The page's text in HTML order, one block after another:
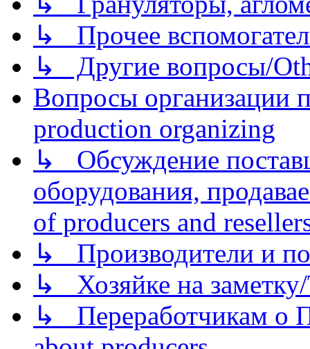
↳ Прочее
↳ Другие вопросы/
Вопросы организации
production organizing
↳ Обсуждение
оборудования,
of producers and
↳ Производители и
↳ Хозяйке на
↳ Переработчикам о